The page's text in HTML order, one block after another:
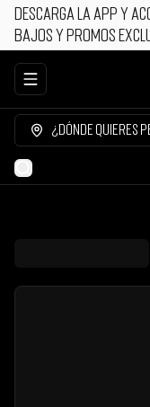
Descarga la app y
bajos y promos
Abrir menu de
¿Dónde quieres